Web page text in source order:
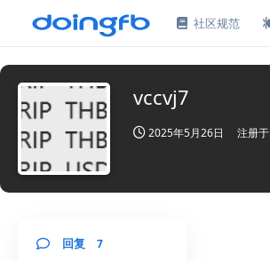
社区规范
vccvj7
2025年5月26日 注册于
回复 7